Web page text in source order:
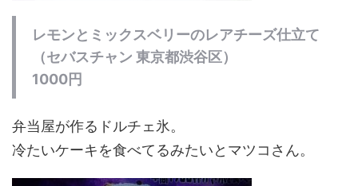
レモンとミックスベリーのレアチーズ仕立て
（セバスチャン 東京都渋谷区）
1000円
弁当屋が作るドルチェ氷。
冷たいケーキを食べてるみたいとマツコさん。